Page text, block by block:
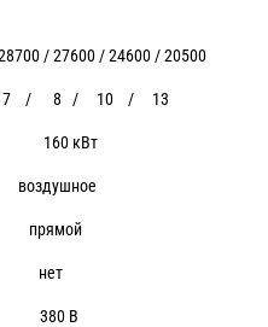
/ 27600 / 24600 / 20500
/ 8 / 10 / 13
160 кВт
В